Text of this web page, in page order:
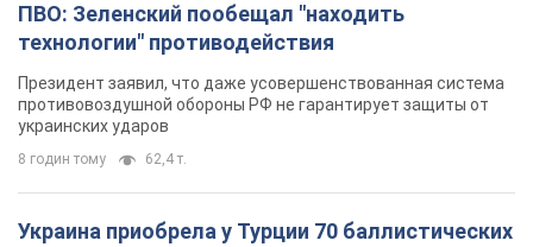
ПВО: Зеленский пообещал "находить
технологии" противодействия
Президент заявил, что даже усовершенствованная система
противовоздушной обороны РФ не гарантирует защиты от
украинских ударов
8 годин тому 62,4 т.
Украина приобрела у Турции 70 баллистических